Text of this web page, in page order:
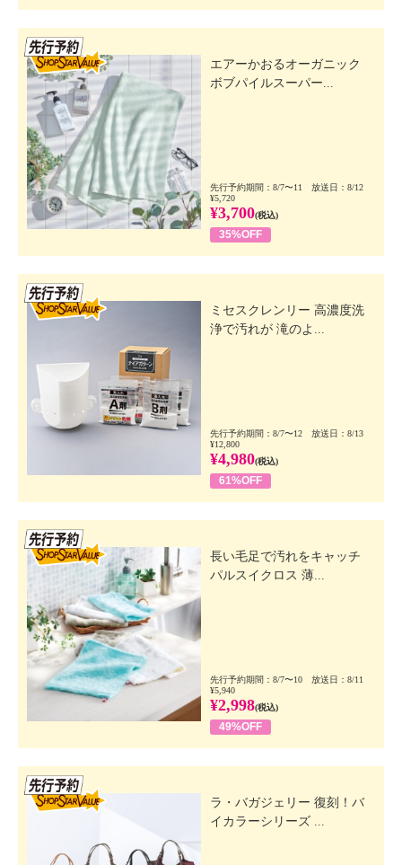
エアーかおるオーガニック
ボブパイルスーパー...
先行予約期間：8/7〜11 放送日：8/12
¥5,720
¥3,700(税込)
35%OFF
ミセスクレンリー 高濃度洗
浄で汚れが 滝のよ...
先行予約期間：8/7〜12 放送日：8/13
¥12,800
¥4,980(税込)
61%OFF
長い毛足で汚れをキャッチ
パルスイクロス 薄...
先行予約期間：8/7〜10 放送日：8/11
¥5,940
¥2,998(税込)
49%OFF
ラ・バガジェリー 復刻！バ
イカラーシリーズ ...